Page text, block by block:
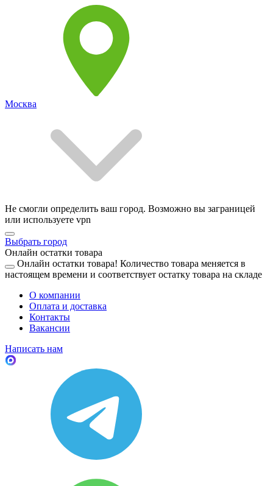
Москва
Не смогли определить ваш город. Возможно вы заграницей
или используете vpn
Выбрать город
Онлайн остатки товара
Онлайн остатки товара! Количество товара меняется в
настоящем времени и соответствует остатку товара на складе
О компании
Оплата и доставка
Контакты
Вакансии
Написать нам